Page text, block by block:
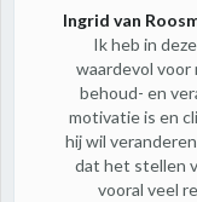
Ingrid van
Ik heb in
waardevol voor
behoud- en
motivatie is en
hij wil
dat het stellen
vooral veel